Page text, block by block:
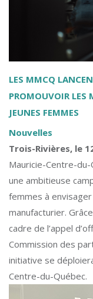
LES MMCQ
PROMOUVOIR LES
JEUNES FEMMES
Nouvelles
Trois-Rivières, le
Mauricie-Centre-
une ambitieuse
femmes à
manufacturier.
cadre de l’appel
Commission des
initiative se
Centre-du-Québec.